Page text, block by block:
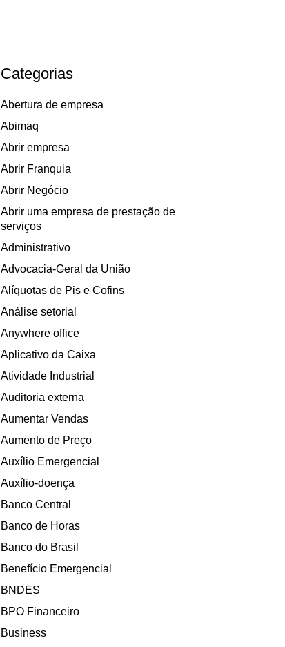
Categorias
Abertura de empresa
Abimaq
Abrir empresa
Abrir Franquia
Abrir Negócio
Abrir uma empresa de prestação de
serviços
Administrativo
Advocacia-Geral da União
Alíquotas de Pis e Cofins
Análise setorial
Anywhere office
Aplicativo da Caixa
Atividade Industrial
Auditoria externa
Aumentar Vendas
Aumento de Preço
Auxílio Emergencial
Auxílio-doença
Banco Central
Banco de Horas
Banco do Brasil
Benefício Emergencial
BNDES
BPO Financeiro
Business